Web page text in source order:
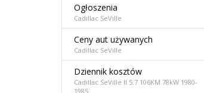
Ogłoszenia
Cadillac SeVille
Ceny aut używanych
Cadillac SeVille
Dziennik kosztów
Cadillac SeVille II 5.7 106KM 78kW 1980-
1985